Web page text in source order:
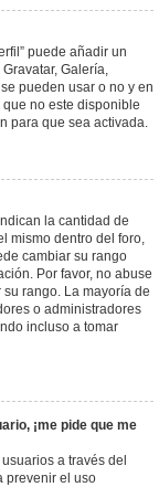
puede añadir un
Galería,
pueden usar o no y en
no este disponible
para que sea activada.
la cantidad de
mismo dentro del foro,
cambiar su rango
Por favor, no abuse
rango. La mayoría de
o administradores
incluso a tomar
¡me pide que me
a través del
prevenir el uso